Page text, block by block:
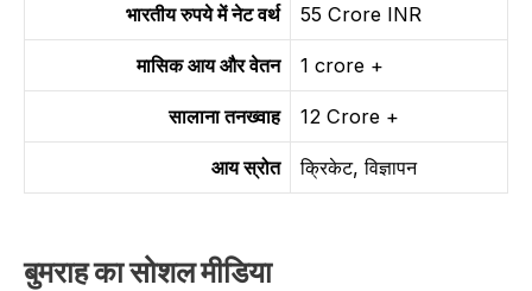
भारतीय रुपये में नेट वर्थ 55 Crore INR
मासिक आय और वेतन 1 crore +
सालाना तनख्वाह 12 Crore +
आय स्रोत क्रिकेट, विज्ञापन
बुमराह का सोशल मीडिया